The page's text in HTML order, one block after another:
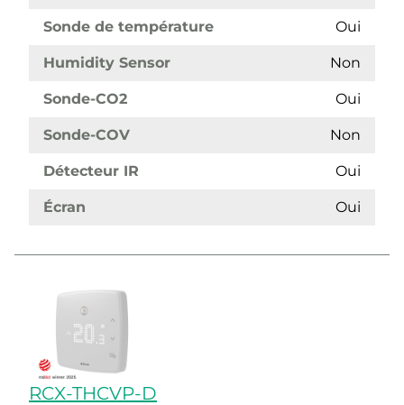
Sonde de température Oui
Humidity Sensor Non
Sonde-CO2 Oui
Sonde-COV Non
Détecteur IR Oui
Écran Oui
RCX-THCVP-D